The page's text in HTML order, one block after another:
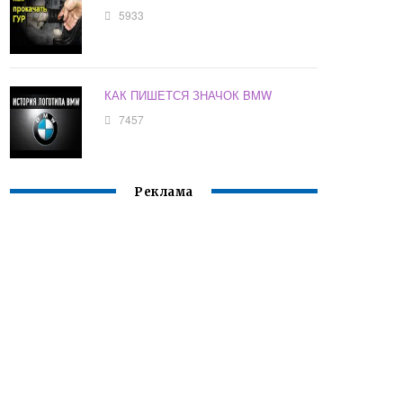
5933
КАК ПИШЕТСЯ ЗНАЧОК BMW
7457
Реклама